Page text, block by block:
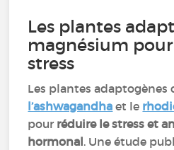
Les plantes
magnésium
stress
Les plantes adaptogènes
l’ashwagandha et le
pour réduire le stress et
hormonal. Une étude